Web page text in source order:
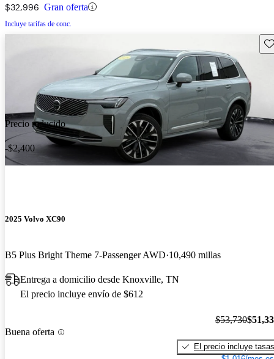
$32,996 Gran oferta
Incluye tarifas de conc.
Precio reducido
-$2,400
2025 Volvo XC90
B5 Plus Bright Theme 7-Passenger AWD 10,490 millas
Entrega a domicilio desde Knoxville, TN
El precio incluye envío de $612
Buena oferta
$53,730
El precio incluye tasas